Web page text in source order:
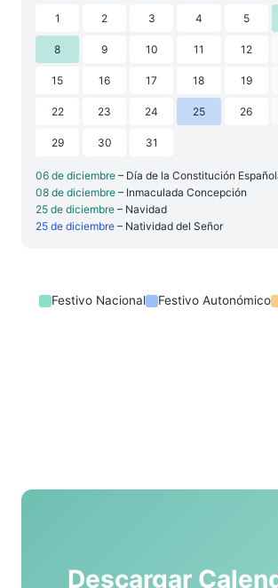
1 2 3 4 5
8 9 10 11 12
15 16 17 18 19
22 23 24 25 26
29 30 31
06 de diciembre – Día de la Constitución
08 de diciembre – Inmaculada Concepción
25 de diciembre – Navidad
25 de diciembre – Natividad del Señor
Festivo Nacional Festivo Autonómico
Descargar